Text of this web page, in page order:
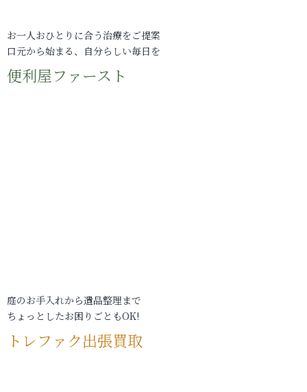
お一人おひとりに合う治療をご提案
口元から始まる、自分らしい毎日を
便利屋ファースト
庭のお手入れから遺品整理まで
ちょっとしたお困りごともOK!
トレファク出張買取